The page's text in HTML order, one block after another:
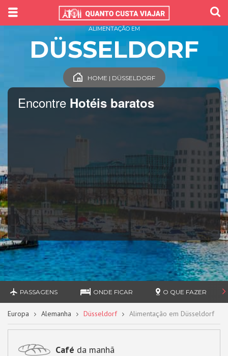
Encontre Hotéis baratos
ALIMENTAÇÃO EM
DÜSSELDORF
HOME | DÜSSELDORF
PASSAGENS ONDE FICAR O QUE FAZER
Europa Alemanha Düsseldorf Alimentação em Düsseldorf
Café da manhã